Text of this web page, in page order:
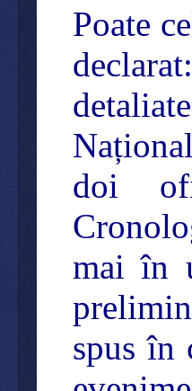
Poate
doi
mai în
spus în